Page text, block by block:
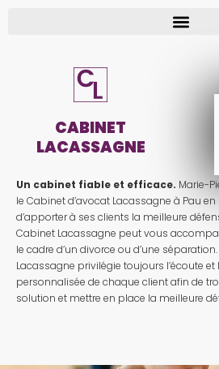
CABINET
LACASSAGNE
Un cabinet fiable et efficace. Marie-
le Cabinet d’avocat Lacassagne à Pau
d’apporter à ses clients la meilleure
Cabinet Lacassagne peut vous
le cadre d’un divorce ou d’une
Lacassagne privilégie toujours l’écoute et
personnalisée de chaque client afin de
solution et mettre en place la meilleure